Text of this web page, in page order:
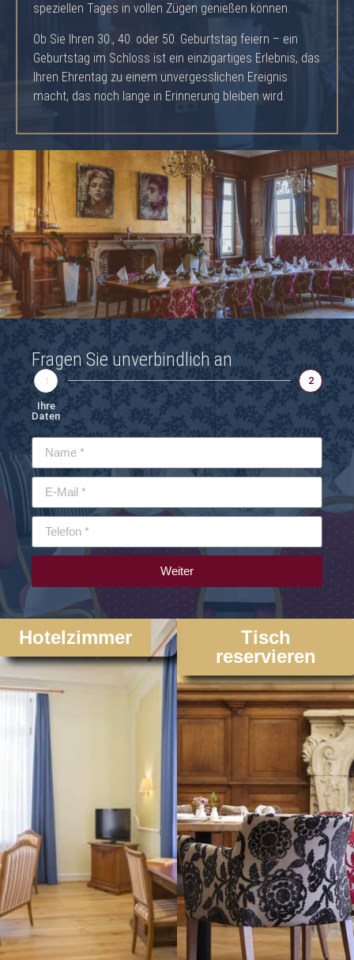
speziellen Tages in vollen Zügen genießen können.
Ob Sie Ihren 30., 40. oder 50. Geburtstag feiern – ein
Geburtstag im Schloss ist ein einzigartiges Erlebnis, das
Ihren Ehrentag zu einem unvergesslichen Ereignis
macht, das noch lange in Erinnerung bleiben wird.
Fragen Sie unverbindlich an
1
Ihre
Daten
2
Weiter
Alternative:
Hotelzimmer
Tisch
reservieren